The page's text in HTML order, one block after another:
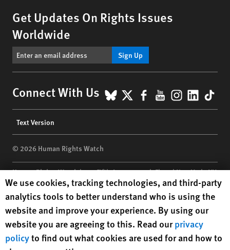
Get Updates On Rights Issues
Worldwide
Sign Up
Connect With Us BlueSky
X Facebook
YouTube
menu
Text Version
© 2026 Human Rights Watch
Human Rights Watch| 350 Fifth Avenue, 34th Floor | New York,NY
10118-3299USA|t 1.212.290.4700
Human Rights Watchis a 501(C)(3) nonprofit registered in the US
under EIN: 13-2875808
Human Rights Watch cookie preferences
We use cookies, tracking technologies, and third-party
analytics tools to better understand who is using the
website and improve your experience. By using our
website you are agreeing to this. Read ourprivacy
policyto find out what cookies are used for and how to